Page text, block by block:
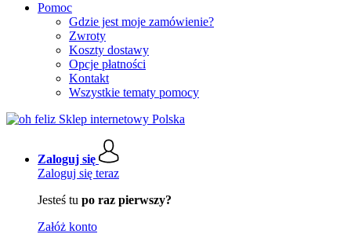
Pomoc
Gdzie jest moje zamówienie?
Zwroty
Koszty dostawy
Opcje płatności
Kontakt
Wszystkie tematy pomocy
Zaloguj się
Zaloguj się teraz
Jesteś tu po raz pierwszy?
Załóż konto